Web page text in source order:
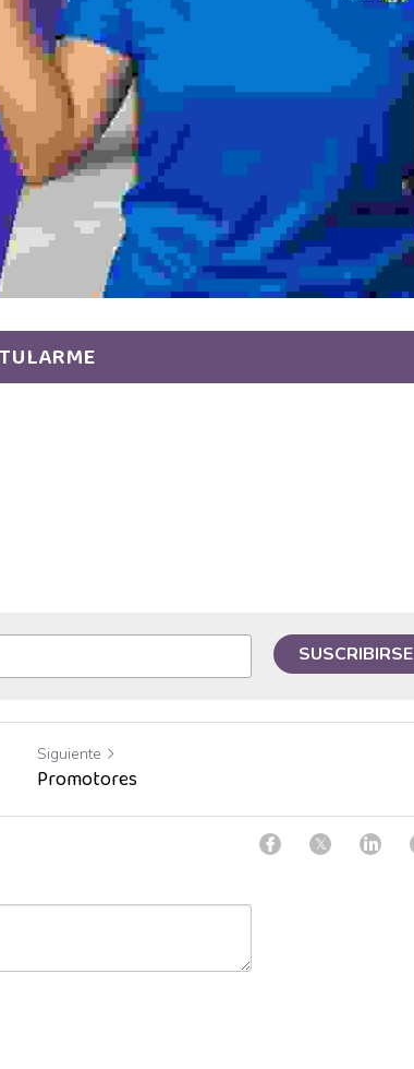
SUSCRIBIRSE
Siguiente
Promotores